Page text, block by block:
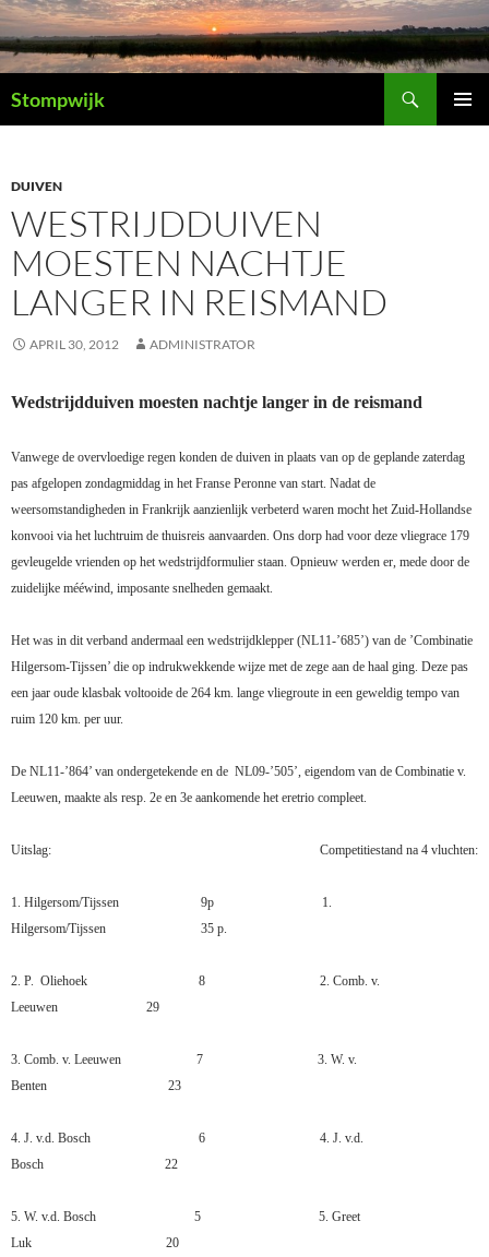
Ga
naar
de
inhoud
Stompwijk
DUIVEN
WESTRIJDDUIVEN
MOESTEN NACHTJE
LANGER IN REISMAND
APRIL 30, 2012 ADMINISTRATOR
Wedstrijdduiven moesten nachtje langer in de reismand
Vanwege de overvloedige regen konden de duiven in plaats van op de geplande zaterdag
pas afgelopen zondagmiddag in het Franse Peronne van start. Nadat de
weersomstandigheden in Frankrijk aanzienlijk verbeterd waren mocht het Zuid-Hollandse
konvooi via het luchtruim de thuisreis aanvaarden. Ons dorp had voor deze vliegrace 179
gevleugelde vrienden op het wedstrijdformulier staan. Opnieuw werden er, mede door de
zuidelijke mééwind, imposante snelheden gemaakt.
Het was in dit verband andermaal een wedstrijdklepper (NL11-’685’) van de ’Combinatie
Hilgersom-Tijssen’ die op indrukwekkende wijze met de zege aan de haal ging. Deze pas
een jaar oude klasbak voltooide de 264 km. lange vliegroute in een geweldig tempo van
ruim 120 km. per uur.
De NL11-’864’ van ondergetekende en de NL09-’505’, eigendom van de Combinatie v.
Leeuwen, maakte als resp. 2e en 3e aankomende het eretrio compleet.
Uitslag: Competitiestand na 4 vluchten:
1. Hilgersom/Tijssen
9p 1.
Hilgersom/Tijssen
35 p.
2. P. Oliehoek 8 2. Comb. v.
Leeuwen
29
3. Comb. v. Leeuwen 7 3. W. v.
Benten
23
4. J. v.d. Bosch 6 4. J. v.d.
Bosch
22
5. W. v.d. Bosch 5 5. Greet
Luk
20